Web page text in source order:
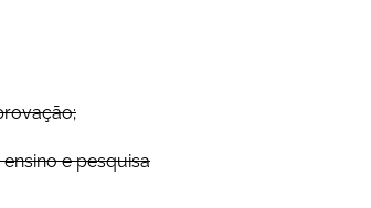
e pesquisa